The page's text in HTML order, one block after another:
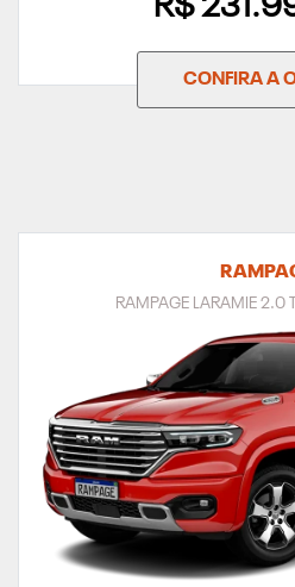
R$
CONFIRA A
RAMPAGE LARAMIE 2.0